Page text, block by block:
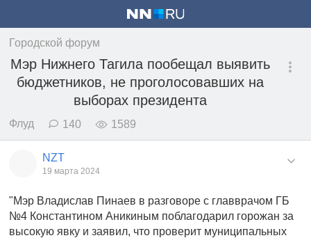
Городской форум
Мэр Нижнего Тагила пообещал выявить
бюджетников, не проголосовавших на
выборах президента
Флуд 140 1589
NZT
19 марта 2024
"Мэр Владислав Пинаев в разговоре с главврачом ГБ
№4 Константином Аникиным поблагодарил горожан за
высокую явку и заявил, что проверит муниципальных